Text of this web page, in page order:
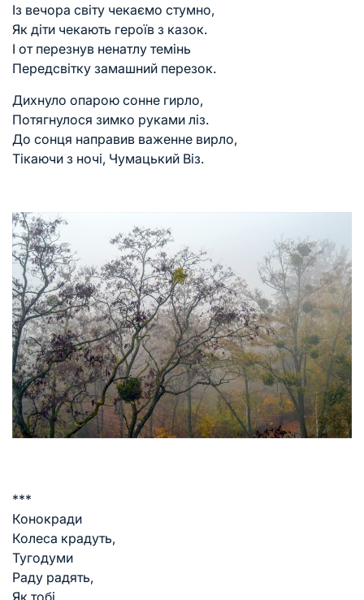
Із вечора світу чекаємо стумно,
Як діти чекають героїв з казок.
І от перезнув ненатлу темінь
Передсвітку замашний перезок.
Дихнуло опарою сонне гирло,
Потягнулося зимко руками ліз.
До сонця направив важенне вирло,
Тікаючи з ночі, Чумацький Віз.
***
Конокради
Колеса крадуть,
Тугодуми
Раду радять,